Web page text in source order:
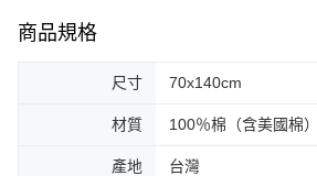
商品規格
尺寸 70x140cm
材質 100％棉（含美國棉）
產地 台灣